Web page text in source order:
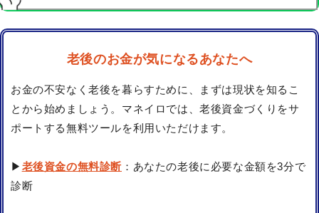
老後のお金が気になるあなたへ
お金の不安なく老後を暮らすために、まずは現状を知るこ
とから始めましょう。マネイロでは、老後資金づくりをサ
ポートする無料ツールを利用いただけます。
▶ 老後資金の無料診断 ：あなたの老後に必要な金額を3分で
診断